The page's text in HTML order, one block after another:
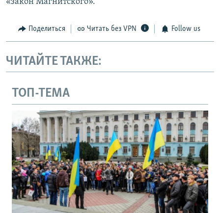
«закон Магнитского».
Поделиться Читать без VPN Follow us
ЧИТАЙТЕ ТАКЖЕ:
ТОП-ТЕМА